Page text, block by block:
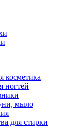
косметика
ногтей
мыло
для стирки